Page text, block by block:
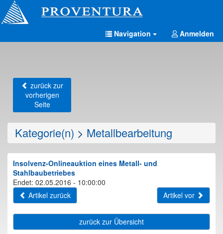
Navigation Anmelden
zurück zur
vorherigen
Seite
Kategorie(n) > Metallbearbeitung
Insolvenz-Onlineauktion eines Metall- und
Stahlbaubetriebes
Endet: 02.05.2016 - 10:00:00
Artikel zurück
Artikel vor
zurück zur Übersicht